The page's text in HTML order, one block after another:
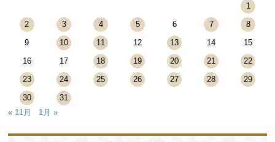
1
2
3 4 5 6 7
8
9
10 11 12 13 14
15
16
17 18 19 20 21
22
23
24 25 26 27 28
29
30
31
« 11月
1月 »